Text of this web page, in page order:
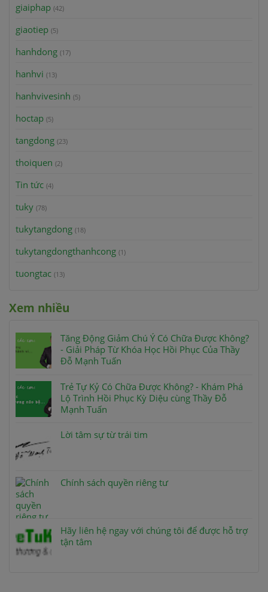
giaiphap (42)
giaotiep (5)
hanhdong (17)
hanhvi (13)
hanhvivesinh (5)
hoctap (5)
tangdong (23)
thoiquen (2)
Tin tức (4)
tuky (78)
tukytangdong (18)
tukytangdongthanhcong (1)
tuongtac (13)
Xem nhiều
Tăng Động Giảm Chú Ý Có Chữa Được Không?
- Giải Pháp Từ Khóa Học Hồi Phục Của Thầy
Đỗ Mạnh Tuấn
Trẻ Tự Kỷ Có Chữa Được Không? - Khám Phá
Lộ Trình Hồi Phục Kỳ Diệu cùng Thầy Đỗ
Mạnh Tuấn
Lời tâm sự từ trái tim
Chính sách quyền riêng tư
Hãy liên hệ ngay với chúng tôi để được hỗ trợ
tận tâm